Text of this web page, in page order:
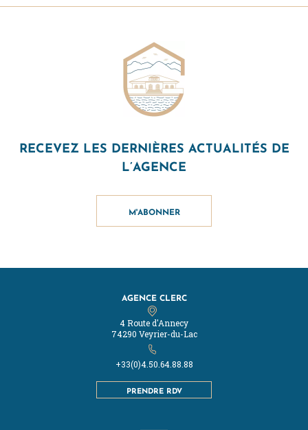
RECEVEZ LES DERNIÈRES ACTUALITÉS DE
L’AGENCE
M'ABONNER
AGENCE CLERC
4 Route d'Annecy
74290 Veyrier-du-Lac
+33(0)4.50.64.88.88
PRENDRE RDV